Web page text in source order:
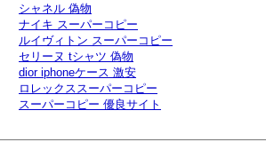
シャネル 偽物
ナイキ スーパーコピー
ルイヴィトン スーパーコピー
セリーヌ tシャツ 偽物
dior iphoneケース 激安
ロレックススーパーコピー
スーパーコピー 優良サイト